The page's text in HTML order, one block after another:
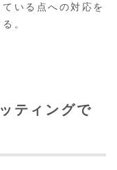
いる点への対応を
。
ティングで